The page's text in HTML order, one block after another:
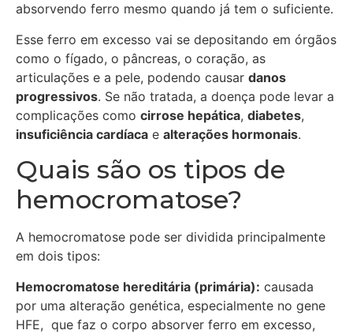
absorvendo ferro mesmo quando já tem o suficiente.
Esse ferro em excesso vai se depositando em órgãos
como o fígado, o pâncreas, o coração, as
articulações e a pele, podendo causar danos
progressivos. Se não tratada, a doença pode levar a
complicações como cirrose hepática, diabetes,
insuficiência cardíaca e alterações hormonais.
Quais são os tipos de
hemocromatose?
A hemocromatose pode ser dividida principalmente
em dois tipos:
Hemocromatose hereditária (primária): causada
por uma alteração genética, especialmente no gene
HFE, que faz o corpo absorver ferro em excesso,